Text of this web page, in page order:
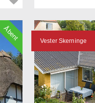
Åbent Vester Skerninge